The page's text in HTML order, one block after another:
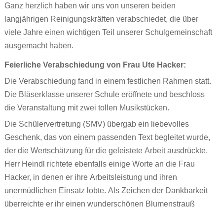
Kollegium
Elternbeirat
Förderkreis
Facility-Team
Schulhunde
SMV
Regelung im Krankheitsfall/Attestpflicht
Abschlüsse
Offene Ganztagsschule
Musikklassen
Deutsch als Zweitsprache an der Mittelschule
Beratungsangebote
Jugendsozialarbeit
Schulberatung /Schulpsychologie
Hilfsangebote bei Depression und Angsstörungen
Beratung für Schülerinnen und Schüler
Vertrauenslehrkraft
Berufsberatung
Berufswahlbegleitung
Agentur für Arbeit
Prüfungen
Qualifizierender Mittelschulabschluss
Mittlerer Bildungsabschluss
Projektprüfung für externe Teilnehmer
Jahresberichte
Links
Nutzungsbedingungen MS-Teams
Termine
Prüfungstermine Qualifizierender Mittelschulabschluss
Prüfungstermine Mittlerer Schulabschluss 2026
Ganz herzlich haben wir uns von unseren beiden
langjährigen Reinigungskräften verabschiedet, die über
viele Jahre einen wichtigen Teil unserer Schulgemeinschaft
ausgemacht haben.
Feierliche Verabschiedung von Frau Ute Hacker:
Die Verabschiedung fand in einem festlichen Rahmen statt.
Die Bläserklasse unserer Schule eröffnete und beschloss
die Veranstaltung mit zwei tollen Musikstücken.
Die Schülervertretung (SMV) übergab ein liebevolles
Geschenk, das von einem passenden Text begleitet wurde,
der die Wertschätzung für die geleistete Arbeit ausdrückte.
Herr Heindl richtete ebenfalls einige Worte an die Frau
Hacker, in denen er ihre Arbeitsleistung und ihren
unermüdlichen Einsatz lobte. Als Zeichen der Dankbarkeit
überreichte er ihr einen wunderschönen Blumenstrauß